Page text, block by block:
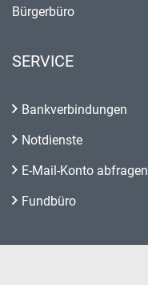
Bürgerbüro
SERVICE
Bankverbindungen
Notdienste
E-Mail-Konto abfragen
Fundbüro